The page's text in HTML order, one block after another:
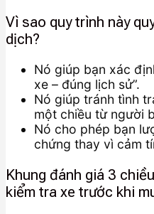
Vì sao quy trình này
dịch?
Nó giúp bạn xác
xe – đúng lịch sử”.
Nó giúp tránh tình
một chiều từ người
Nó cho phép bạn
chứng thay vì cảm
Khung đánh giá 3
kiểm tra xe trước khi